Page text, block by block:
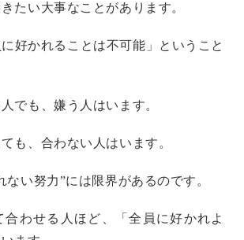
たい大事なことがあります。
好かれることは不可能」ということ
でも、嫌う人はいます。
も、合わない人はいます。
ない努力”には限界があるのです。
合わせる人ほど、「全員に好かれよ